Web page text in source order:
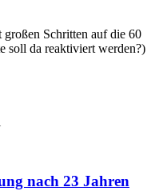
großen Schritten auf die 60
soll da reaktiviert werden?)
nach 23 Jahren